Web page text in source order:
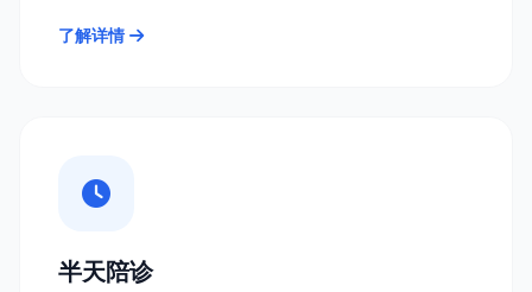
了解详情
半天陪诊